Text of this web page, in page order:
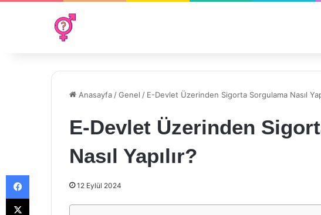
Anasayfa /Genel / E-Devlet Üzerinden Sigorta Sorgulama Nasıl
E-Devlet Üzerinden
Nasıl Yapılır?
12 Eylül 2024
Facebook
X